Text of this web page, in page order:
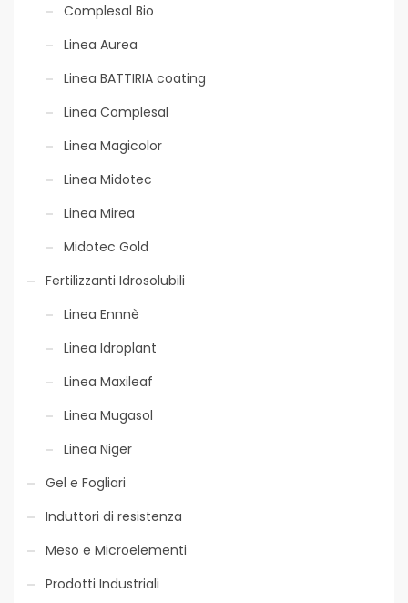
Fertirrigazione
ecosostenibile
Complesal Bio
Linea Aurea
Linea BATTIRIA coating
Linea Complesal
Linea Magicolor
Linea Midotec
Linea Mirea
Midotec Gold
Fertilizzanti Idrosolubili
Linea Ennnè
Linea Idroplant
Linea Maxileaf
Linea Mugasol
Linea Niger
Gel e Fogliari
Induttori di resistenza
Meso e Microelementi
Prodotti Industriali